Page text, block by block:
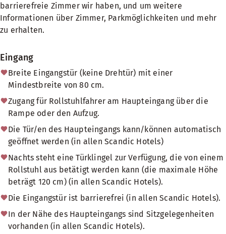
barrierefreie Zimmer wir haben, und um weitere
Informationen über Zimmer, Parkmöglichkeiten und mehr
zu erhalten.
Eingang
Breite Eingangstür (keine Drehtür) mit einer
Mindestbreite von 80 cm.
Zugang für Rollstuhlfahrer am Haupteingang über die
Rampe oder den Aufzug.
Die Tür/en des Haupteingangs kann/können automatisch
geöffnet werden (in allen Scandic Hotels)
Nachts steht eine Türklingel zur Verfügung, die von einem
Rollstuhl aus betätigt werden kann (die maximale Höhe
beträgt 120 cm) (in allen Scandic Hotels).
Die Eingangstür ist barrierefrei (in allen Scandic Hotels).
In der Nähe des Haupteingangs sind Sitzgelegenheiten
vorhanden (in allen Scandic Hotels).